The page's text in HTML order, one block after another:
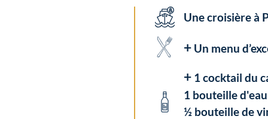
Une croisière à
+Un menu
+1 cocktail du
1 bouteille
½ bouteille de